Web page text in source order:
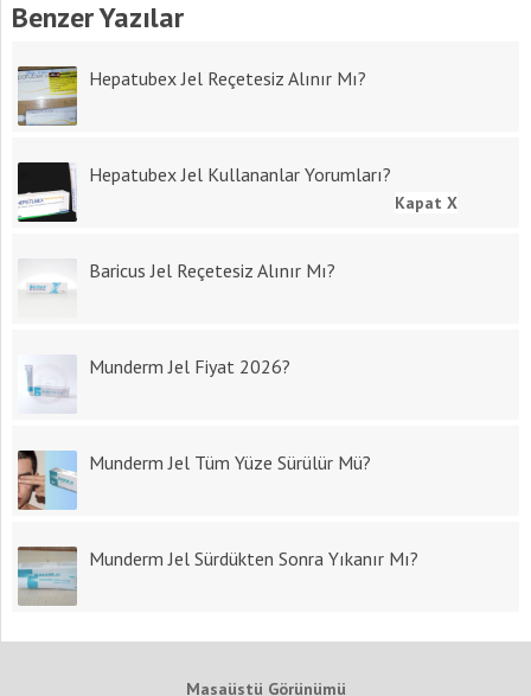
Benzer Yazılar
Hepatubex Jel Reçetesiz Alınır Mı?
Hepatubex Jel Kullananlar Yorumları?
Baricus Jel Reçetesiz Alınır Mı?
Munderm Jel Fiyat 2026?
Munderm Jel Tüm Yüze Sürülür Mü?
Munderm Jel Sürdükten Sonra Yıkanır Mı?
Masaüstü Görünümü
Kapat X